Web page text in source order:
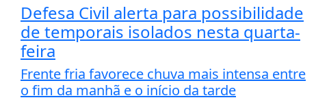
Defesa Civil alerta para possibilidade
de temporais isolados nesta quarta-
feira
Frente fria favorece chuva mais intensa entre
o fim da manhã e o início da tarde